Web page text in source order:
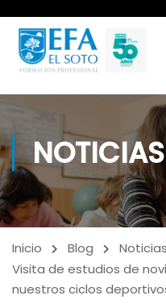
NOTICIAS
Inicio Blog
Noticias
Visita de estudios de
nuestros ciclos